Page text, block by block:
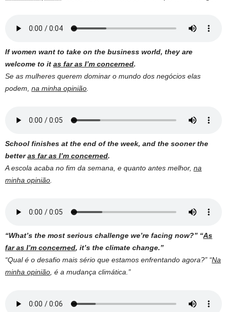
If women want to take on the business world, they are
welcome to it as far as I’m concerned.
Se as mulheres querem dominar o mundo dos negócios elas
podem, na minha opinião
School finishes at the end of the week, and the sooner the
betteras far as I’m concerned.
A escola acaba no fim da semana, e quanto antes melhor, na
minha opinião
“What’s the most serious challenge we’re facing now?” “As
far as I’m concerned, it’s the climate change.”
“Qual é o desafio mais sério que estamos enfrentando agora?” “Na
minha opinião , é a mudança climática.”